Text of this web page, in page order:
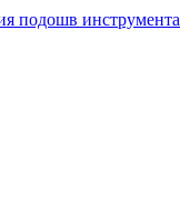
подошв инструмента